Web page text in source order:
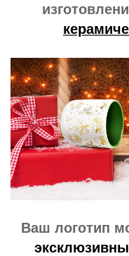
Ваш логотип